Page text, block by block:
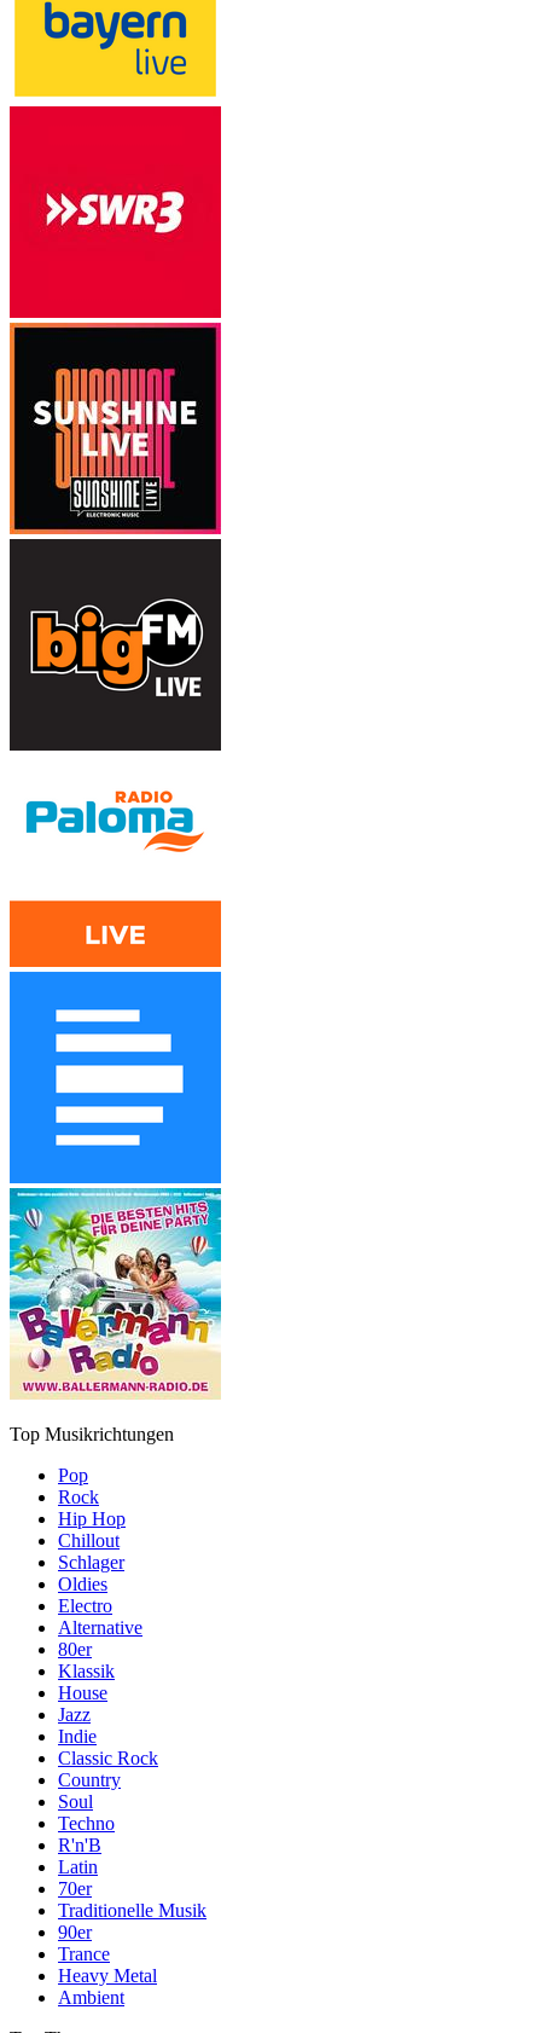
Top Musikrichtungen
Pop
Rock
Hip Hop
Chillout
Schlager
Oldies
Electro
Alternative
80er
Klassik
House
Jazz
Indie
Classic Rock
Country
Soul
Techno
R'n'B
Latin
70er
Traditionelle Musik
90er
Trance
Heavy Metal
Ambient